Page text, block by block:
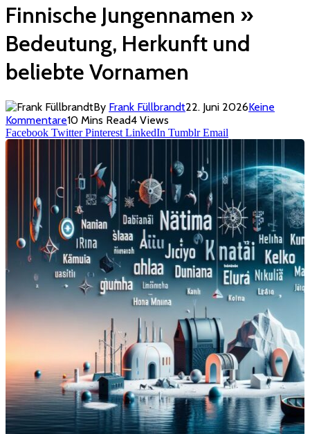
Finnische Jungennamen »
Bedeutung, Herkunft und
beliebte Vornamen
By Frank Füllbrandt22. Juni 2026Keine
Kommentare10 Mins Read4 Views
Facebook Twitter Pinterest LinkedIn Tumblr Email